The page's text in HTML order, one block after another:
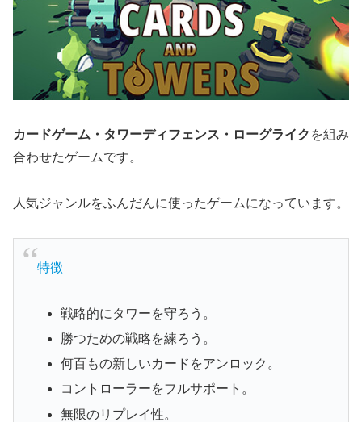
カードゲーム・タワーディフェンス・ローグライク を組み
合わせたゲームです。
人気ジャンルをふんだんに使ったゲームになっています。
特徴
戦略的にタワーを守ろう。
勝つための戦略を練ろう。
何百もの新しいカードをアンロック。
コントローラーをフルサポート。
無限のリプレイ性。